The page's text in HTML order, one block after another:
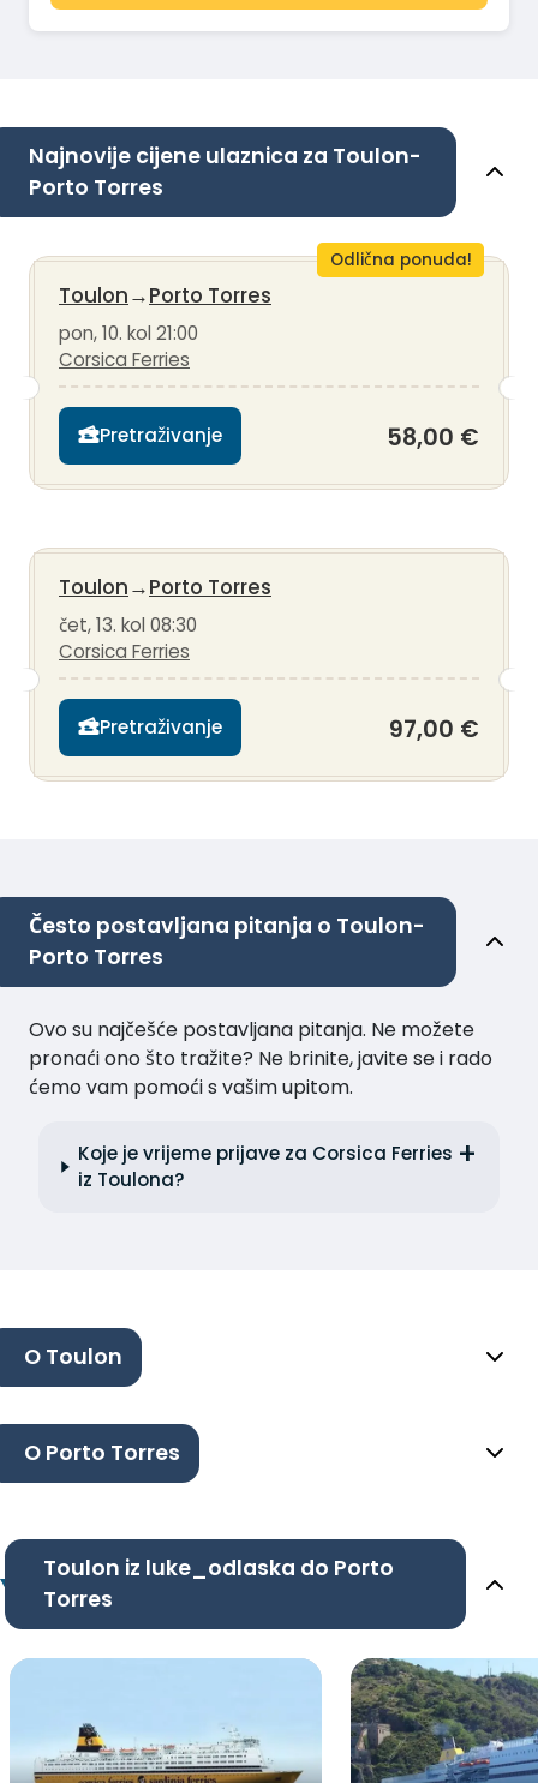
Najnovije cijene ulaznica za Toulon-
Porto Torres
Odlična ponuda!
Toulon→Porto Torres
pon, 10. kol 21:00
Corsica Ferries
Pretraživanje 58,00 €
Toulon→Porto Torres
čet, 13. kol 08:30
Corsica Ferries
Pretraživanje 97,00 €
Često postavljana pitanja o Toulon-
Porto Torres
Ovo su najčešće postavljana pitanja. Ne možete
pronaći ono što tražite? Ne brinite, javite se i rado
ćemo vam pomoći s vašim upitom.
Koje je vrijeme prijave za Corsica Ferries
iz Toulona?
O Toulon
O Porto Torres
Toulon iz luke_odlaska do Porto
Torres